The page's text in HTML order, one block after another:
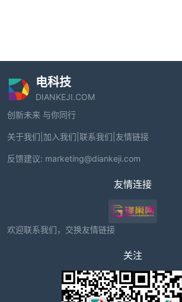
电科技
DIANKEJI.COM
创新未来 与你同行
关于我们 加入我们 联系我们 友情链接
反馈建议: marketing@diankeji.com
友情连接
欢迎联系我们，交换友情链接
关注